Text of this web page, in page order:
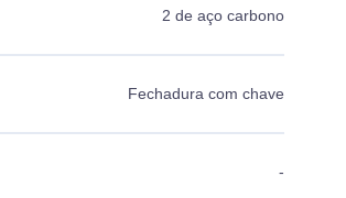
2 de aço carbono
Fechadura com chave
-